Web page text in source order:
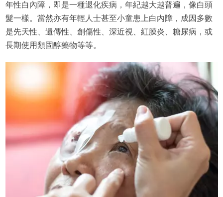
年性白內障，即是一種退化疾病，年紀越大越普遍，像白頭
髮一樣。當然亦有年輕人士甚至小童患上白內障，成因多數
是先天性、遺傳性、創傷性、深近視、紅膜炎、糖尿病，或
長期使用類固醇藥物等等。